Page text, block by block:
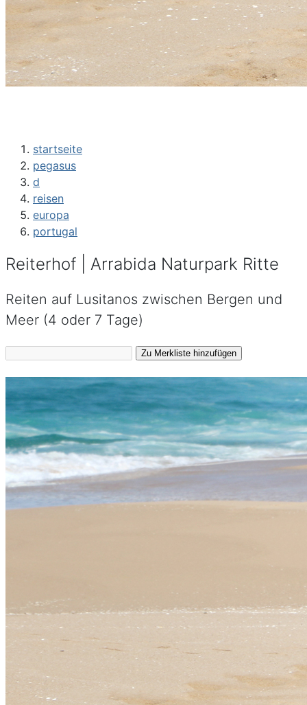
startseite
pegasus
d
reisen
europa
portugal
Reiterhof | Arrabida Naturpark Ritte
Reiten auf Lusitanos zwischen Bergen und
Meer (4 oder 7 Tage)